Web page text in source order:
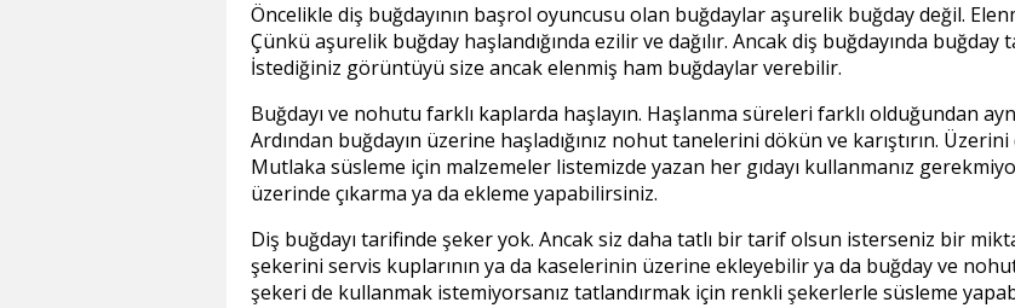
Öncelikle diş buğdayının başrol oyuncusu olan buğdaylar aşurelik buğday değil.
Çünkü aşurelik buğday haşlandığında ezilir ve dağılır. Ancak diş buğdayında
İstediğiniz görüntüyü size ancak elenmiş ham buğdaylar verebilir.
Buğdayı ve nohutu farklı kaplarda haşlayın. Haşlanma süreleri farklı olduğundan
Ardından buğdayın üzerine haşladığınız nohut tanelerini dökün ve karıştırın.
Mutlaka süsleme için malzemeler listemizde yazan her gıdayı kullanmanız
üzerinde çıkarma ya da ekleme yapabilirsiniz.
Diş buğdayı tarifinde şeker yok. Ancak siz daha tatlı bir tarif olsun isterseniz bir
şekerini servis kuplarının ya da kaselerinin üzerine ekleyebilir ya da buğday ve
şekeri de kullanmak istemiyorsanız tatlandırmak için renkli şekerlerle süsleme